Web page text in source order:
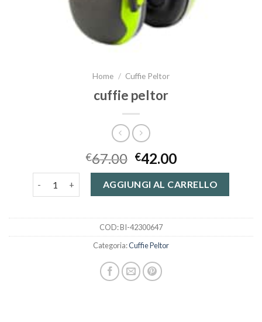
Home / Cuffie Peltor
cuffie peltor
€67.00 €42.00
cuffie peltor quantitàAGGIUNGI AL CARRELLO
COD:BI-42300647
Categoria:Cuffie Peltor